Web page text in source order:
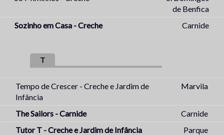
de Benfica
Sozinho em Casa - Creche
Carnide
T
Tempo de Crescer - Creche e Jardim de
Infância
Marvila
The Sailors - Carnide
Carnide
Tutor T - Creche e Jardim de Infância
Parque